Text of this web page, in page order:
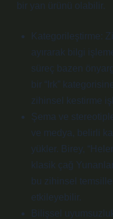
bir yan ürünü olabilir.
Kategorileştirme:
ayırarak bilgi
süreç bazen
bir “Irk”
zihinsel kestirme
Şema ve
ve medya, belirli
yükler. Birey,
klasik çağ
bu zihinsel
etkileyebilir.
Bilişsel